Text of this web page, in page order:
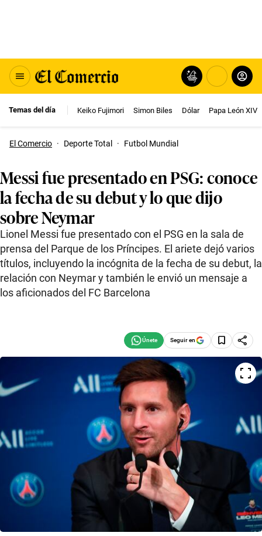
Temas del día Keiko Fujimori Simon Biles Dólar Papa León XIV
El Comercio · Deporte Total · Futbol Mundial
Messi fue presentado en PSG: conoce
la fecha de su debut y lo que dijo
sobre Neymar
Lionel Messi fue presentado con el PSG en la sala de
prensa del Parque de los Príncipes. El ariete dejó varios
títulos, incluyendo la incógnita de la fecha de su debut, la
relación con Neymar y también le envió un mensaje a
los aficionados del FC Barcelona
Seguir en